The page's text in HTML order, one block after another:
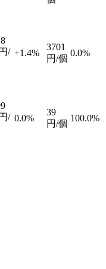
/ +1.4%
3701
円/個
0.0%
/ 0.0%
39
円/個
100.0%